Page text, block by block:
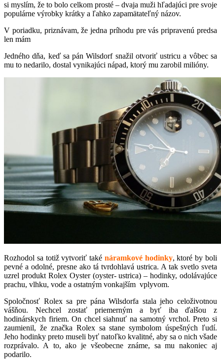
si myslím, že to bolo celkom prosté – dvaja muži hľadajúci pre svoje
populárne výrobky krátky a ľahko zapamätateľný názov.
V poriadku, priznávam, že jedna príhodu pre vás pripravenú predsa
len mám
Jedného dňa, keď sa pán Wilsdorf snažil otvoriť ustricu a vôbec sa
mu to nedarilo, dostal vynikajúci nápad, ktorý mu zarobil milióny.
Rozhodol sa totiž vytvoriť také náramkové hodinky, ktoré by boli
pevné a odolné, presne ako tá tvrdohlavá ustrica. A tak svetlo sveta
uzrel produkt Rolex Oyster (oyster- ustrica) – hodinky, odolávajúce
prachu, vlhku, vode a ostatným vonkajším vplyvom.
Spoločnosť Rolex sa pre pána Wilsdorfa stala jeho celoživotnou
vášňou. Nechcel zostať priemerným a byť iba ďalšou z
hodinárskych firiem. On chcel siahnuť na samotný vrchol. Preto si
zaumienil, že značka Rolex sa stane symbolom úspešných ľudí.
Jeho hodinky preto museli byť natoľko kvalitné, aby sa o nich všade
rozprávalo. A to, ako je všeobecne známe, sa mu nakoniec aj
podarilo.